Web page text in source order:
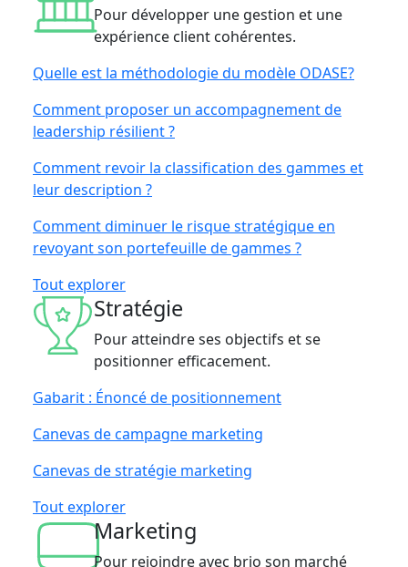
Pour développer une gestion et une
expérience client cohérentes.
Quelle est la méthodologie du modèle ODASE?
Comment proposer un accompagnement de
leadership résilient ?
Comment revoir la classification des gammes et
leur description ?
Comment diminuer le risque stratégique en
revoyant son portefeuille de gammes ?
Tout explorer
Stratégie
Pour atteindre ses objectifs et se
positionner efficacement.
Gabarit : Énoncé de positionnement
Canevas de campagne marketing
Canevas de stratégie marketing
Tout explorer
Marketing
Pour rejoindre avec brio son marché